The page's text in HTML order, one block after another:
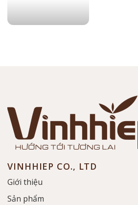
VINHHIEP CO., LTD
Giới thiệu
Sản phẩm